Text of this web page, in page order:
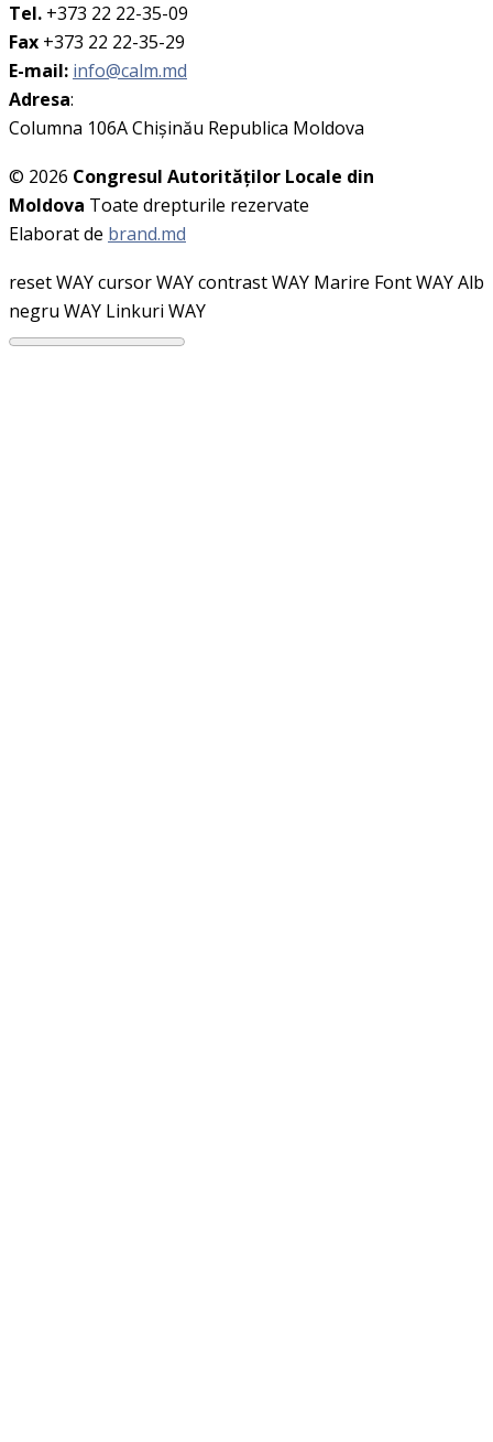
Tel. +373 22 22-35-09
Fax +373 22 22-35-29
E-mail: info@calm.md
Adresa:
Columna 106A Chişinău Republica Moldova
© 2026 Congresul Autorităţilor Locale din
Moldova Toate drepturile rezervate
Elaborat de brand.md
reset WAYcursor WAYcontrast WAY Marire Font WAYAlb
negru WAY Linkuri WAY